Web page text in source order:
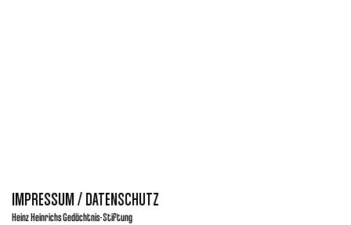
IMPRESSUM / DATENSCHUTZ
Heinz Heinrichs Gedächtnis-Stiftung